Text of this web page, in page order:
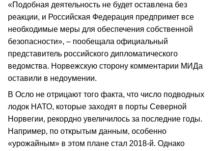
«Подобная деятельность не будет оставлена без
реакции, и Российская Федерация предпримет все
необходимые меры для обеспечения собственной
безопасности», – пообещала официальный
представитель российского дипломатического
ведомства. Норвежскую сторону комментарии МИДа
оставили в недоумении.
В Осло не отрицают того факта, что число подводных
лодок НАТО, которые заходят в порты Северной
Норвегии, рекордно увеличилось за последние годы.
Например, по открытым данным, особенно
«урожайным» в этом плане стал 2018-й. Однако